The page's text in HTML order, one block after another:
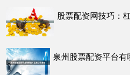
股票配资网技巧：
泉州股票配资平台